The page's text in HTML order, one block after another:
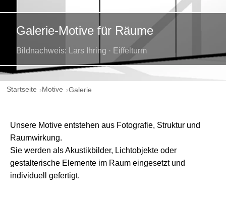
Galerie-Motive für Räume
Bildnachweis: Lars Ihring · Eiffelturm
Startseite Motive Galerie
Unsere Motive entstehen aus Fotografie, Struktur und
Raumwirkung.
Sie werden als Akustikbilder, Lichtobjekte oder
gestalterische Elemente im Raum eingesetzt und
individuell gefertigt.